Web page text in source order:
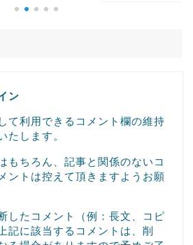
ン
て利用できるコメント欄の維持
たします。
もちろん、記事と関係のないコ
ントは控えて頂きますようお願
したコメント（例：長文、コピ
記に該当するコメントは、削